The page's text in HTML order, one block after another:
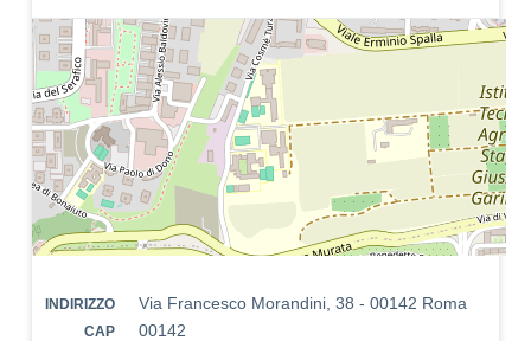
INDIRIZZO Via Francesco Morandini, 38 - 00142 Roma
CAP 00142